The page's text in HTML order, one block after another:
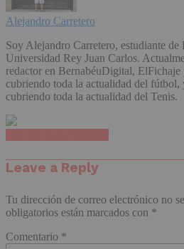
Alejandro Carretero
Soy Alejandro Carretero, estudiante de
Universidad Rey Juan Carlos.
redactor en BernabéuDigital,
cubriendo toda la actualidad del fútbol,
cubriendo toda la actualidad del Tenis.
Leave a Reply
Tu dirección de correo electrónico no
obligatorios están marcados con *
Comentario *